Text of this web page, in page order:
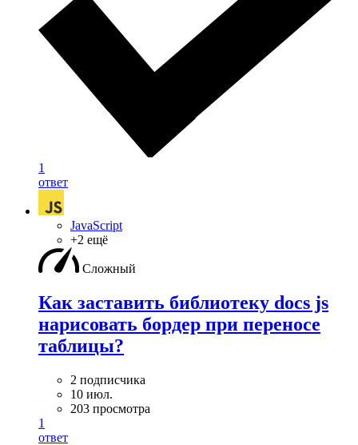
1
ответ
JavaScript
+2 ещё
Сложный
Как заставить библиотеку docs js
нарисовать бордер при переносе
таблицы?
2 подписчика
10 июл.
203 просмотра
1
ответ